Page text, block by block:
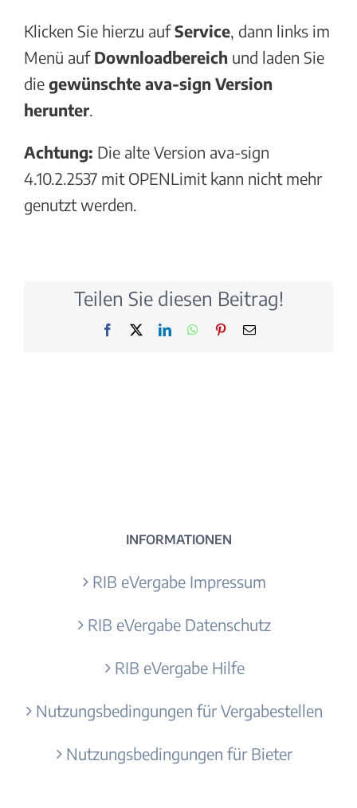
Klicken Sie hierzu aufService, dann links im
Menü auf Downloadbereich und laden Sie
die gewünschte ava-sign Version
herunter.
Achtung: Die alte Version ava-sign
4.10.2.2537 mit OPENLimit kann nicht mehr
genutzt werden.
Teilen Sie diesen Beitrag!
Facebook LinkedInWhatsApp
Pinterest
E-
INFORMATIONEN
RIB eVergabe Impressum
RIB eVergabe Datenschutz
RIB eVergabe Hilfe
Nutzungsbedingungen für Vergabestellen
Nutzungsbedingungen für Bieter